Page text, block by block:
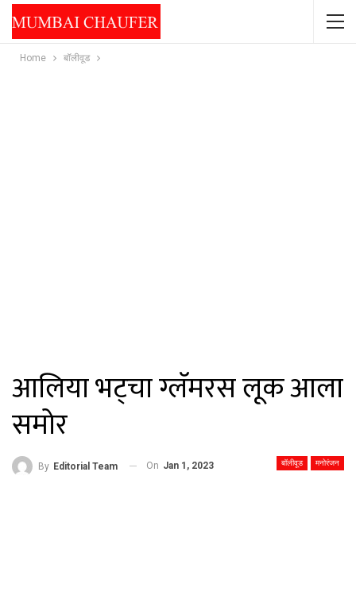
Home बॉलीवूड
आलिया भट्चा ग्लॅमरस लूक आला
समोर
बॉलीवूड मनोरंजन
By Editorial Team On Jan 1, 2023